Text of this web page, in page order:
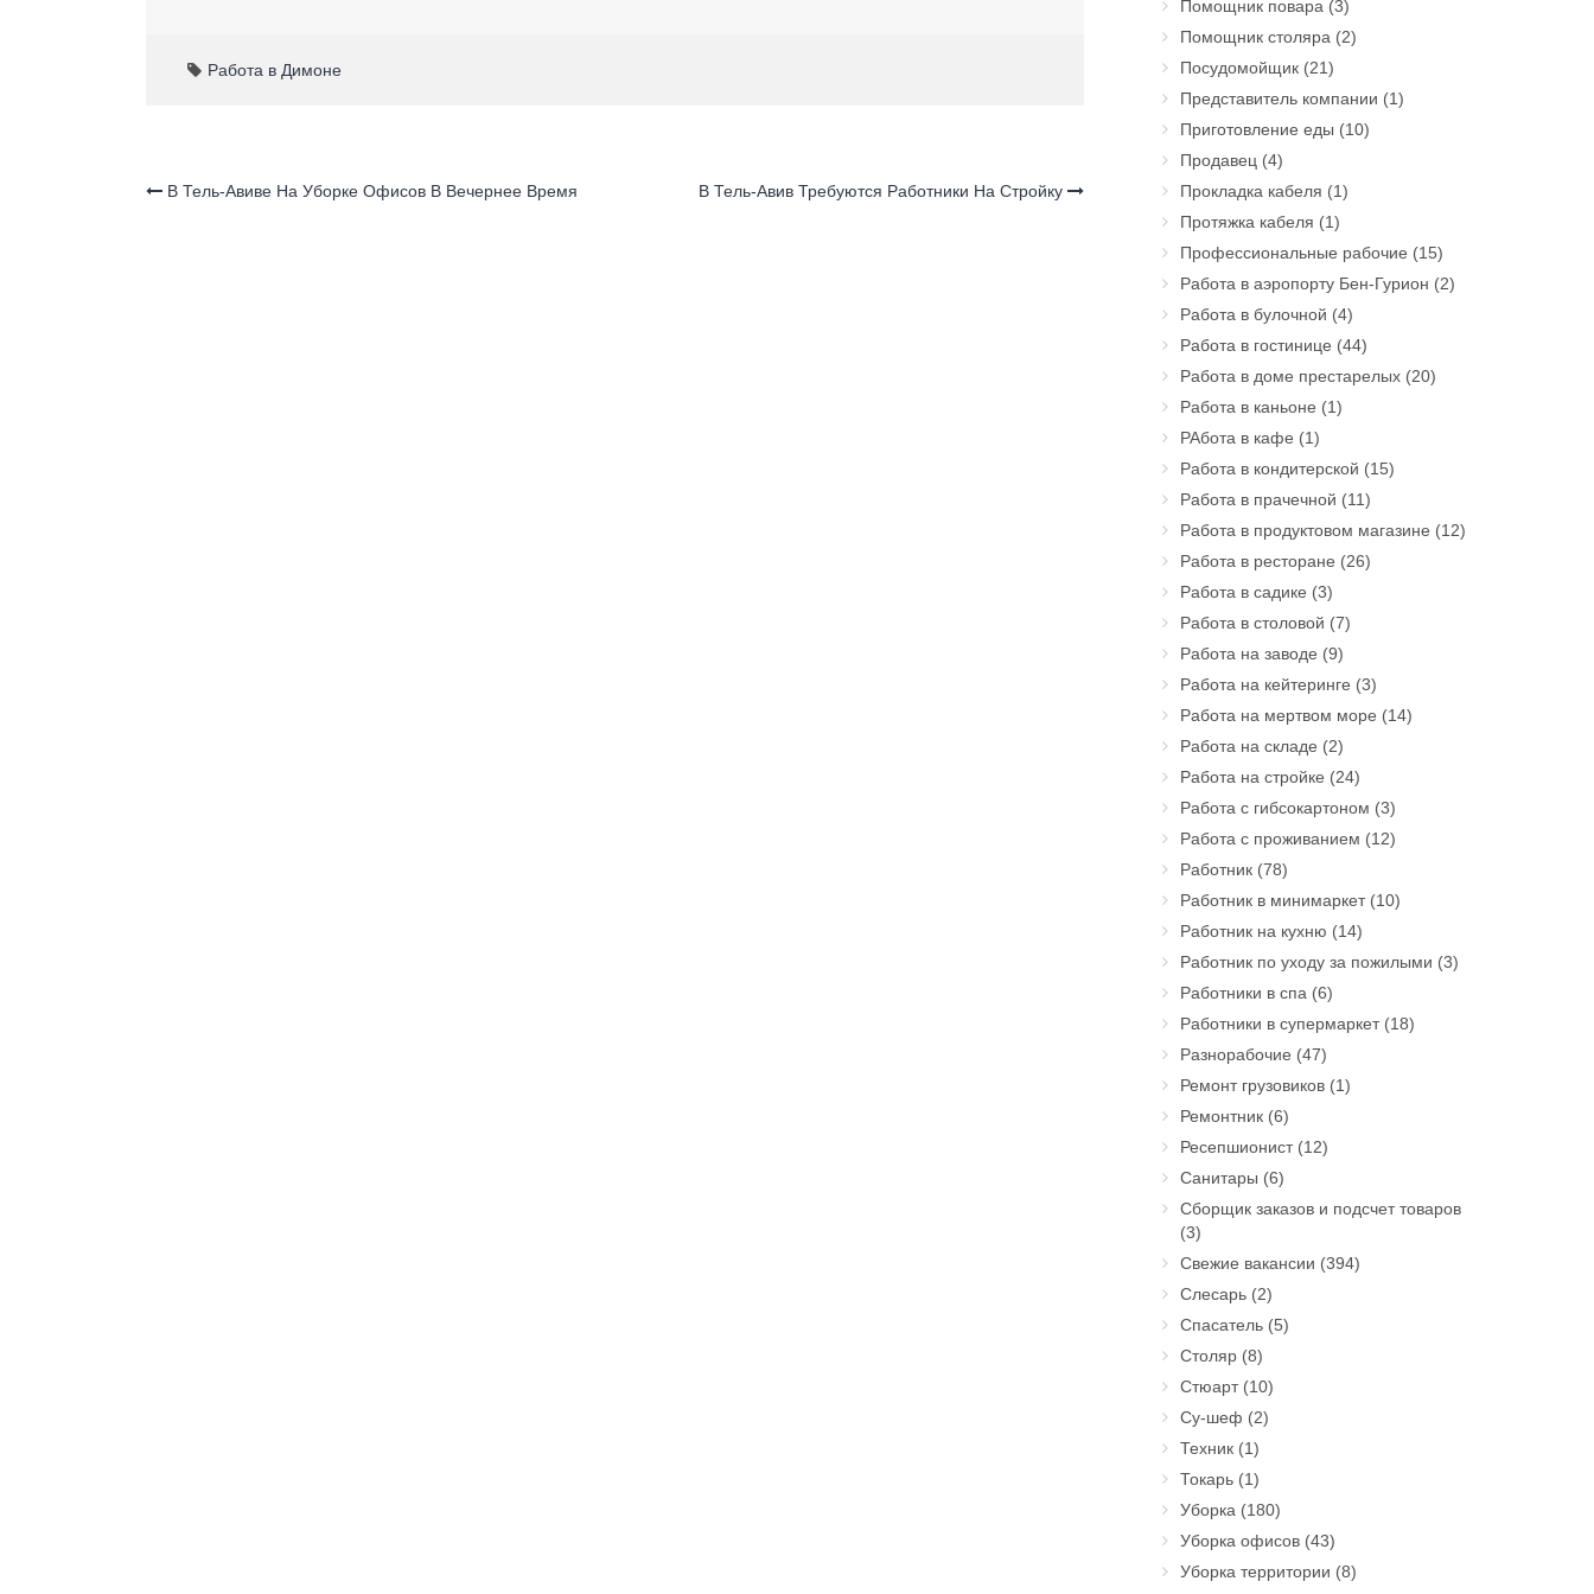
e
o
s
p
ss
Работа в Димоне
В Тель-Авиве На Уборкe Офисов В Вечернее Время В Тель-Авив Требуются Работники На Стройку
Помощник повара (3)
Помощник столяра (2)
Посудомойщик(21)
Представитель компании (1)
Приготовление еды (10)
Продавец (4)
Прокладка кабеля (1)
Протяжка кабеля (1)
Профессиональные рабочие (15)
Работа в аэропорту Бен-Гурион (2)
Работа в булочной (4)
Работа в гостинице (44)
Работа в доме престарелых(20)
Работа в каньоне (1)
РАбота в кафе (1)
Работа в кондитерской (15)
Работа в прачечной (11)
Работа в продуктовом магазине (12)
Работа в ресторане (26)
Работа в садике (3)
Работа в столовой (7)
Работа на заводе (9)
Работа на кейтеринге (3)
Работа на мертвом море (14)
Работа на складе (2)
Работа на стройке (24)
Работа с гибсокартоном (3)
Работа с проживанием (12)
Работник(78)
Работник в минимаркет(10)
Работник на кухню (14)
Работник по уходу за пожилыми (3)
Работники в спа (6)
Работники в супермаркет(18)
Разнорабочие (47)
Ремонт грузовиков(1)
Ремонтник(6)
Ресепшионист(12)
Санитары (6)
Сборщик заказов и подсчет товаров
(3)
Свежие вакансии (394)
Слесарь(2)
Спасатель(5)
Столяр(8)
Стюарт(10)
Су-шеф (2)
Техник(1)
Токарь(1)
Уборка (180)
Уборка офисов(43)
Уборка территории (8)